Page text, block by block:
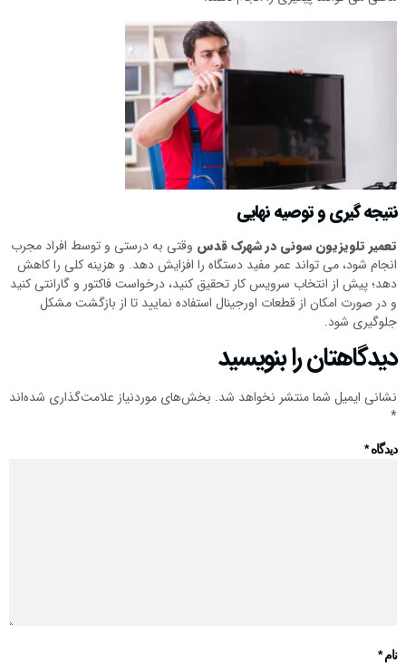
نتیجه گیری و توصیه نهایی
تعمیر تلویزیون سونی در شهرک قدس وقتی به درستی و توسط افراد مجرب
انجام شود، می تواند عمر مفید دستگاه را افزایش دهد. و هزینه کلی را کاهش
دهد؛ پیش از انتخاب سرویس کار تحقیق کنید، درخواست فاکتور و گارانتی کنید
و در صورت امکان از قطعات اورجینال استفاده نمایید تا از بازگشت مشکل
جلوگیری شود.
دیدگاهتان را بنویسید
نشانی ایمیل شما منتشر نخواهد شد. بخش‌های موردنیاز علامت‌گذاری شده‌اند
*
دیدگاه*
نام*